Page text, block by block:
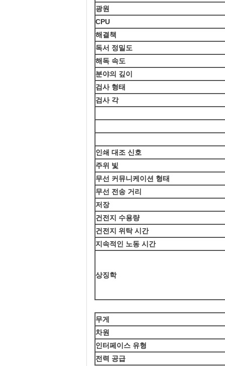
광원
CPU
해결책
독서 정밀도
해독 속도
분야의 깊이
검사 형태
검사 각
인쇄 대조 신호
주위 빛
무선 커뮤니케이션 형태
무선 전송 거리
저장
건전지 수용량
건전지 위탁 시간
지속적인 노동 시간
상징학
무게
차원
인터페이스 유형
전력 공급